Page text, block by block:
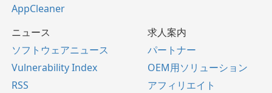
AppCleaner
ニュース
ソフトウェアニュース
Vulnerability Index
RSS
求人案内
パートナー
OEM用ソリューション
アフィリエイト